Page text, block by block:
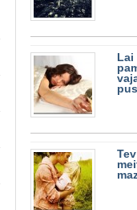
Lai